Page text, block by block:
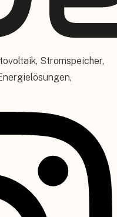
Stromspeicher,